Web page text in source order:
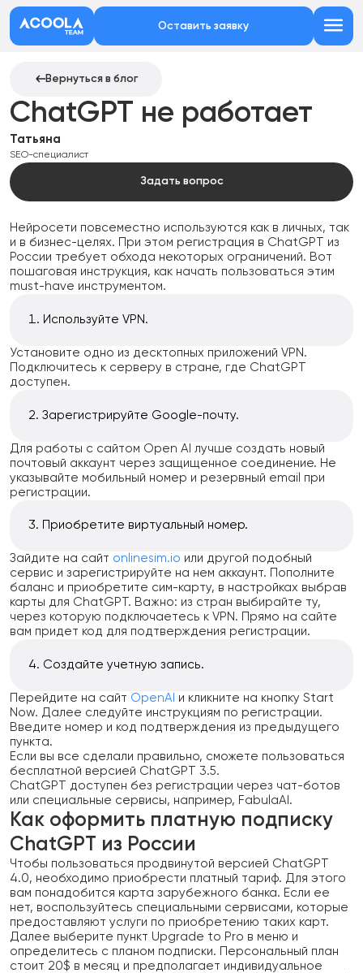
Оставить заявку
Вернуться в блог
ChatGPT не работает
Татьяна
SEO-специалист
Задать вопрос
Нейросети повсеместно используются как в личных, так
и в бизнес-целях. При этом регистрация в ChatGPT из
России требует обхода некоторых ограничений. Вот
пошаговая инструкция, как начать пользоваться этим
must-have инструментом.
Используйте VPN.
Установите одно из десктопных приложений VPN.
Подключитесь к серверу в стране, где ChatGPT
доступен.
Зарегистрируйте Google-почту.
Для работы с сайтом Open AI лучше создать новый
почтовый аккаунт через защищенное соединение. Не
указывайте мобильный номер и резервный email при
регистрации.
Приобретите виртуальный номер.
Зайдите на сайт onlinesim.io или другой подобный
сервис и зарегистрируйте на нем аккаунт. Пополните
баланс и приобретите сим-карту, в настройках выбрав
карты для ChatGPT. Важно: из стран выбирайте ту,
через которую подключаетесь к VPN. Прямо на сайте
вам придет код для подтверждения регистрации.
Создайте учетную запись.
Перейдите на сайт OpenAI и кликните на кнопку Start
Now. Далее следуйте инструкциям по регистрации.
Введите номер и код подтверждения из предыдущего
пункта.
Если вы все сделали правильно, сможете пользоваться
бесплатной версией ChatGPT 3.5.
ChatGPT доступен без регистрации через чат-ботов
или специальные сервисы, например, FabulaAI.
Как оформить платную подписку
ChatGPT из России
Чтобы пользоваться продвинутой версией ChatGPT
4.0, необходимо приобрести платный тариф. Для этого
вам понадобится карта зарубежного банка. Если ее
нет, воспользуйтесь специальными сервисами, которые
предоставляют услуги по приобретению таких карт.
Далее выберите пункт Upgrade to Pro в меню и
определитесь с планом подписки. Персональный план
стоит 20$ в месяц и предполагает индивидуальное